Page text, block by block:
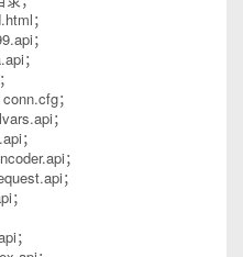
；
；
；
；
；
；
；
；
；
；